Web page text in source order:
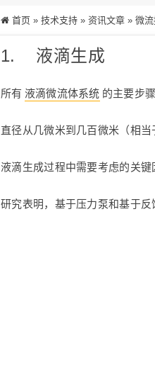
首页 » 技术支持 » 资讯文章 » 微
1. 液滴生成
所有 液滴微流体系统 的主要步
直径从几微米到几百微米（相
液滴生成过程中需要考虑的关
研究表明，基于压力泵和基于